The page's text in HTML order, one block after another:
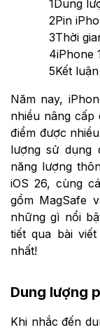
1Dung
2Pin
3Thời
4iPhone
5Kết luận
Năm nay,
nhiều nâng cấp
điểm được
lượng sử dụng
năng lượng
iOS 26, cùng
gồm MagSafe
những gì nổi
tiết qua bài
nhất!
Dung lượng
Khi nhắc đến